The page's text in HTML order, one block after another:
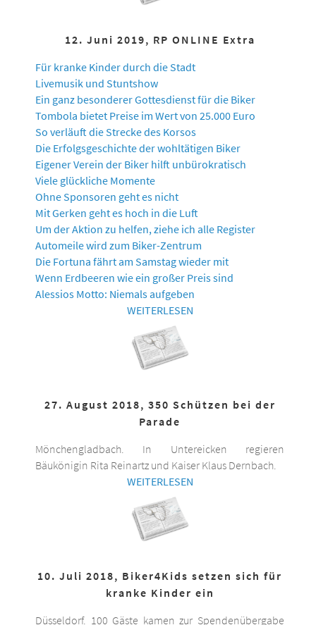
12. Juni 2019, RP ONLINE Extra
Für kranke Kinder durch die Stadt
Livemusik und Stuntshow
Ein ganz besonderer Gottesdienst für die Biker
Tombola bietet Preise im Wert von 25.000 Euro
So verläuft die Strecke des Korsos
Die Erfolgsgeschichte der wohltätigen Biker
Eigener Verein der Biker hilft unbürokratisch
Viele glückliche Momente
Ohne Sponsoren geht es nicht
Mit Gerken geht es hoch in die Luft
Um der Aktion zu helfen, ziehe ich alle Register
Automeile wird zum Biker-Zentrum
Die Fortuna fährt am Samstag wieder mit
Wenn Erdbeeren wie ein großer Preis sind
Alessios Motto: Niemals aufgeben
WEITERLESEN
27. August 2018, 350 Schützen bei der
Parade
Mönchengladbach. In Untereicken regieren
Bäukönigin Rita Reinartz und Kaiser Klaus Dernbach.
WEITERLESEN
10. Juli 2018, Biker4Kids setzen sich für
kranke Kinder ein
Düsseldorf. 100 Gäste kamen zur Spendenübergabe